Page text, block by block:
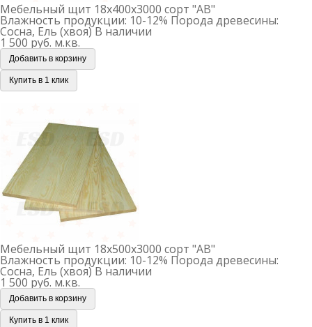
Мебельный щит 18х400х3000 сорт "АВ"
Влажность продукции: 10-12% Порода древесины:
Сосна, Ель (хвоя) В наличии
1 500 руб. м.кв.
Добавить в корзину
Купить в 1 клик
Мебельный щит 18х500х3000 сорт "АВ"
Влажность продукции: 10-12% Порода древесины:
Сосна, Ель (хвоя) В наличии
1 500 руб. м.кв.
Добавить в корзину
Купить в 1 клик